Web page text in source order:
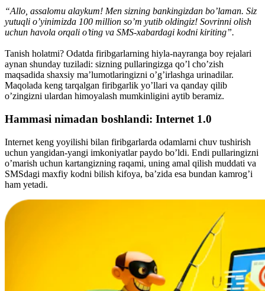
“Allo, assalomu alaykum! Men sizning bankingizdan bo’laman. Siz
yutuqli o’yinimizda 100 million so’m yutib oldingiz! Sovrinni olish
uchun havola orqali o’ting va SMS-xabardagi kodni kiriting”.
Tanish holatmi? Odatda firibgarlarning hiyla-nayranga boy rejalari
aynan shunday tuziladi: sizning pullaringizga qo’l cho’zish
maqsadida shaxsiy ma’lumotlaringizni o’g’irlashga urinadilar.
Maqolada keng tarqalgan firibgarlik yo’llari va qanday qilib
o’zingizni ulardan himoyalash mumkinligini aytib beramiz.
Hammasi nimadan boshlandi: Internet 1.0
Internet keng yoyilishi bilan firibgarlarda odamlarni chuv tushirish
uchun yangidan-yangi imkoniyatlar paydo bo’ldi. Endi pullaringizni
o’marish uchun kartangizning raqami, uning amal qilish muddati va
SMSdagi maxfiy kodni bilish kifoya, ba’zida esa bundan kamrog’i
ham yetadi.